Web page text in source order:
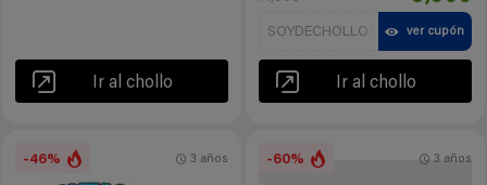
Ir al chollo
SOYDECHOLLOS ver cupón
Ir al chollo
-46% 3 años -60% 3 años